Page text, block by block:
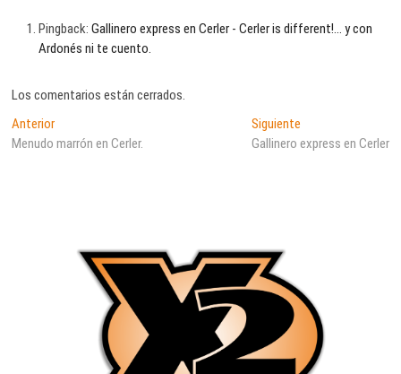
Pingback:Gallinero express en Cerler - Cerler is different!... y con
Ardonés ni te cuento.
Los comentarios están cerrados.
Navegación
de
AnteriorEntrada
anterior:
Menudo marrón en Cerler.
SiguienteEntrada
siguiente:
Gallinero express en Cerler